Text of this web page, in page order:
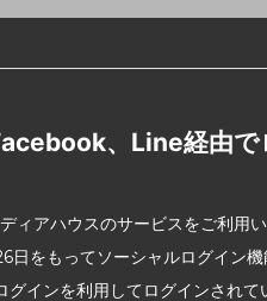
、Line経由
ィアハウスのサービスをご利用
日をもってソーシャルログイン機
グインを利用してログインされ